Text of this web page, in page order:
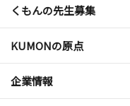
くもんの先生募集
KUMONの原点
企業情報